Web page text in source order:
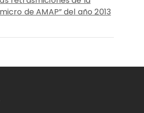
de AMAP” del año 2013